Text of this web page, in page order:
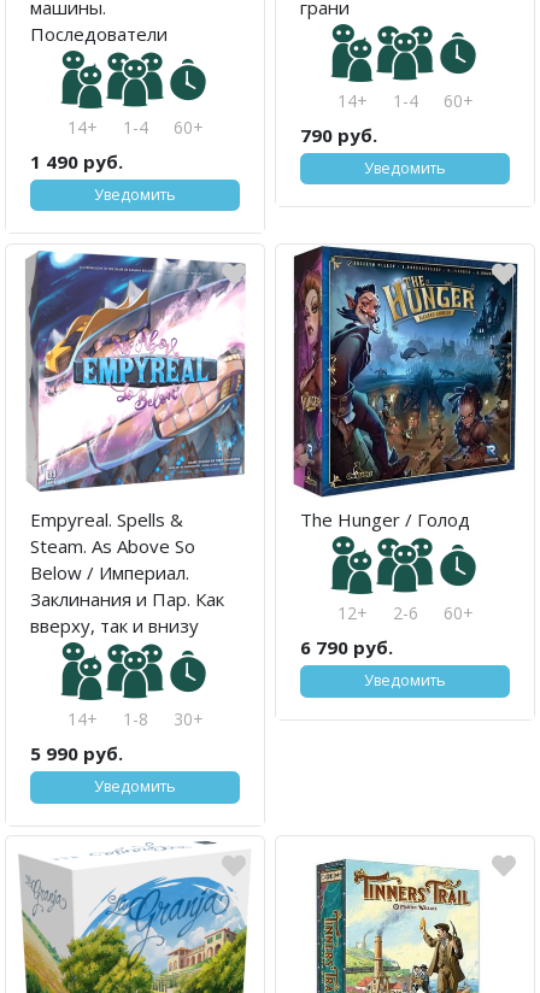
машины.
Последователи
14+ 1-4 60+
1 490 руб.
Уведомить
грани
14+ 1-4 60+
790 руб.
Уведомить
Empyreal. Spells &
Steam. As Above So
Below / Империал.
Заклинания и Пар. Как
вверху, так и внизу
14+ 1-8 30+
5 990 руб.
Уведомить
The Hunger / Голод
12+ 2-6 60+
6 790 руб.
Уведомить